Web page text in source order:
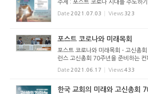
주제 : 포스트 코로나 시대를 주도하
일(목) 오후 2시~4시 30분 장소 : 포
효열로 16 / ☏ 051-333-3736) 현장
Date 2021.07.03 Views 323
포스트 코로나와 미래목회
포스트 코로나와 미래목회 - 고신총
런스 고신총회 70주년을 준비하는
근 목사)의 3번째 포럼이 2021년 6
서문로교회당(강학근 목사 시무)에서
Date 2021.06.17 Views433
한국 교회의 미래와 고신총회